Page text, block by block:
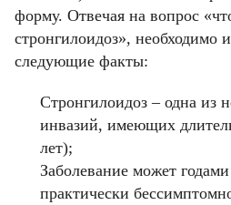
форму. Отвечая на вопрос
стронгилоидоз», необходимо
следующие факты:
Стронгилоидоз – одна из
инвазий, имеющих
лет);
Заболевание может
практически